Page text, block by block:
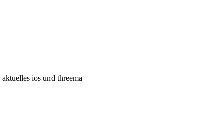
ios und threema